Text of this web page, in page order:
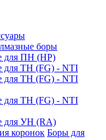
боры
для ПН (HP)
для ТН (FG) - NTI
для ТН (FG) - NTI
для ТН (FG) - NTI
для УН (RA)
Боры для